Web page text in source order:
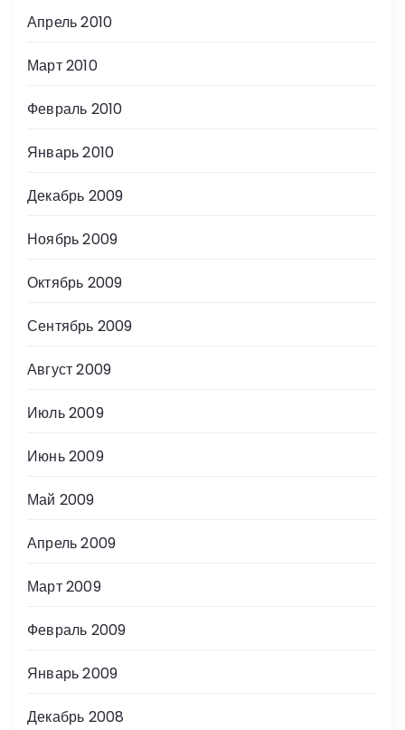
Апрель 2010
Март 2010
Февраль 2010
Январь 2010
Декабрь 2009
Ноябрь 2009
Октябрь 2009
Сентябрь 2009
Август 2009
Июль 2009
Июнь 2009
Май 2009
Апрель 2009
Март 2009
Февраль 2009
Январь 2009
Декабрь 2008